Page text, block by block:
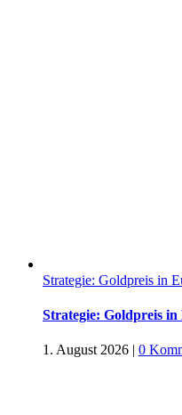
Strategie: Goldpreis in
Strategie: Goldpreis
1. August 2026 | 0